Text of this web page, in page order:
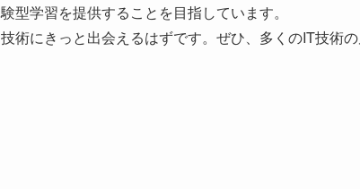
型学習を提供することを目指しています。
術にきっと出会えるはずです。ぜひ、多くのIT技術